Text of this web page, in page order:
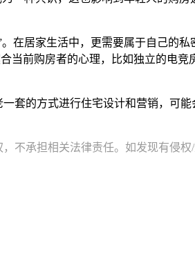
在居家生活中，更需要属于自己的
前购房者的心理，比如独立的电
套的方式进行住宅设计和营销，可
承担相关法律责任。如发现有侵权/